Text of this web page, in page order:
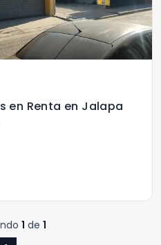
en Renta en Jalapa
1 de 1